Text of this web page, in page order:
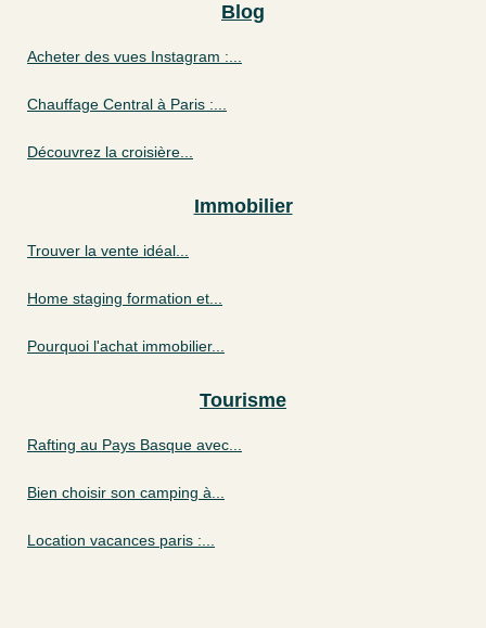
Blog
Acheter des vues Instagram :...
Chauffage Central à Paris :...
Découvrez la croisière...
Immobilier
Trouver la vente idéal...
Home staging formation et...
Pourquoi l'achat immobilier...
Tourisme
Rafting au Pays Basque avec...
Bien choisir son camping à...
Location vacances paris :...